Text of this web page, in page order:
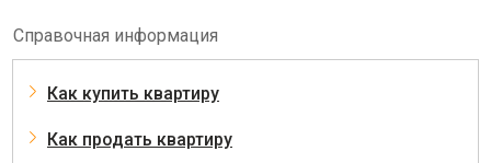
Справочная информация
Как купить квартиру
Как продать квартиру